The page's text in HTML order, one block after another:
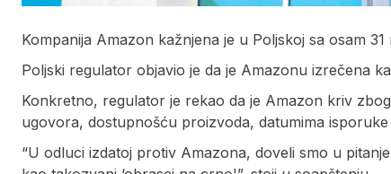
Kompanija Amazon kažnjena je u Poljskoj sa osam
Poljski regulator objavio je da je Amazonu izrečena
Konkretno, regulator je rekao da je Amazon kriv
ugovora, dostupnošću proizvoda, datumima
“U odluci izdatoj protiv Amazona, doveli smo u